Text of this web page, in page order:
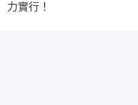
力實行！